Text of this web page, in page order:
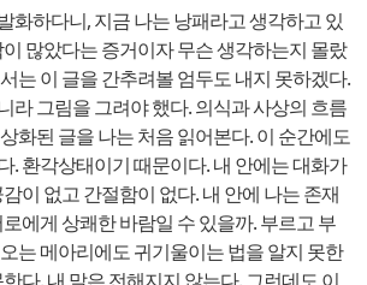
화하다니, 지금 나는 낭패라고 생각하고 있
많았다는 증거이자 무슨 생각하는지 몰랐
는 이 글을 간추려볼 엄두도 내지 못하겠다.
라 그림을 그려야 했다. 의식과 사상의 흐름
화된 글을 나는 처음 읽어본다. 이 순간에도
. 환각상태이기 때문이다. 내 안에는 대화가
이 없고 간절함이 없다. 내 안에 나는 존재
에게 상쾌한 바람일 수 있을까. 부르고 부
는 메아리에도 귀기울이는 법을 알지 못한